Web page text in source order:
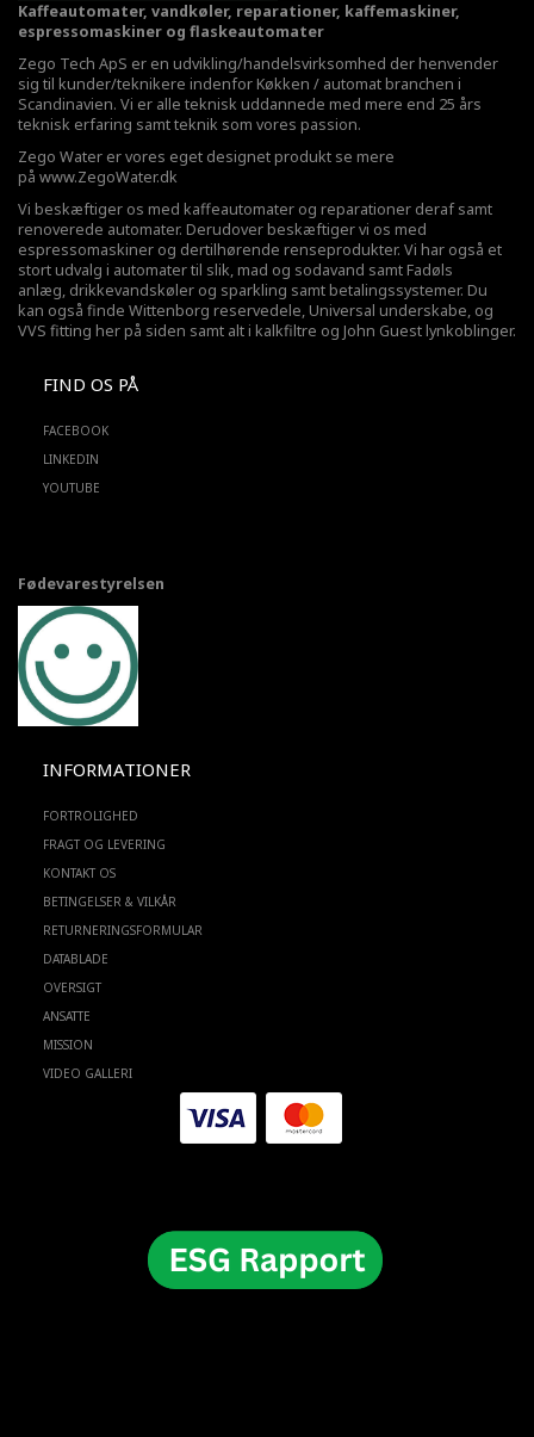
Kaffeautomater, vandkøler, reparationer, kaffemaskiner,
espressomaskiner og flaskeautomater
Zego Tech ApS er en udvikling/handelsvirksomhed der henvender
sig til kunder/teknikere indenfor Køkken / automat branchen i
Scandinavien. Vi er alle teknisk uddannede med mere end 25 års
teknisk erfaring samt teknik som vores passion.
Zego Water er vores eget designet produkt se mere
på www.ZegoWater.dk
Vi beskæftiger os med kaffeautomater og reparationer deraf samt
renoverede automater. Derudover beskæftiger vi os med
espressomaskiner og dertilhørende renseprodukter. Vi har også et
stort udvalg i automater til slik, mad og sodavand samt Fadøls
anlæg, drikkevandskøler og sparkling samt betalingssystemer. Du
kan også finde Wittenborg reservedele, Universal underskabe, og
VVS fitting her på siden samt alt i kalkfiltre og John Guest lynkoblinger.
FIND OS PÅ
FACEBOOK
LINKEDIN
YOUTUBE
Fødevarestyrelsen
INFORMATIONER
FORTROLIGHED
FRAGT OG LEVERING
KONTAKT OS
BETINGELSER & VILKÅR
RETURNERINGSFORMULAR
DATABLADE
OVERSIGT
ANSATTE
MISSION
VIDEO GALLERI